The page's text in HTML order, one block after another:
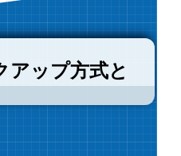
アップ方式と